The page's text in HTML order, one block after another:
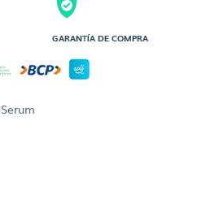
GARANTÍA DE COMPRA
Serum